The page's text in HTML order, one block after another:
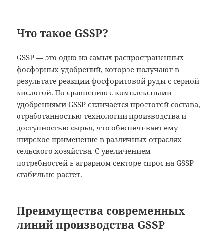
Что такое GSSP?
GSSP — это одно из самых распространенных
фосфорных удобрений, которое получают в
результате реакции фосфоритовой руды с серной
кислотой. По сравнению с комплексными
удобрениями GSSP отличается простотой состава,
отработанностью технологии производства и
доступностью сырья, что обеспечивает ему
широкое применение в различных отраслях
сельского хозяйства. С увеличением
потребностей в аграрном секторе спрос на GSSP
стабильно растет.
Преимущества современных
линий производства GSSP